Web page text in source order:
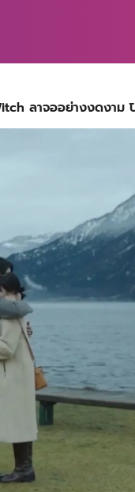
ลาจออย่างงดงาม